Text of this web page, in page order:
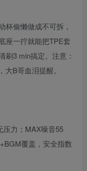
杯偷懒做成不可拆，
座一拧就能把TPE套
刷3 min搞定。注意：
B哥血泪提醒。
压力；MAX噪音55
覆盖，安全指数